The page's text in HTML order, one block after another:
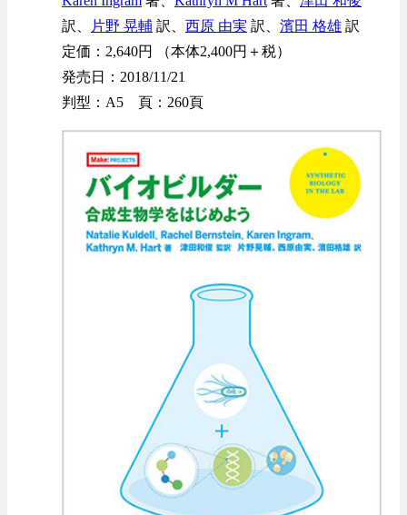
訳、
片野 晃輔 訳、 西原 由実 訳、 濱田 格雄 訳
定価：2,640円 （本体2,400円＋税）
発売日：2018/11/21
判型：A5 頁：260頁